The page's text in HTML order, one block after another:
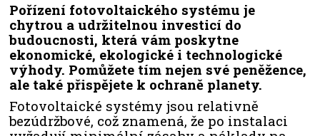
Pořízení fotovoltaického systému je
chytrou a udržitelnou investicí do
budoucnosti, která vám poskytne
ekonomické, ekologické i technologické
výhody. Pomůžete tím nejen své peněžence,
ale také přispějete k ochraně planety.
Fotovoltaické systémy jsou relativně
bezúdržbové, což znamená, že po instalaci